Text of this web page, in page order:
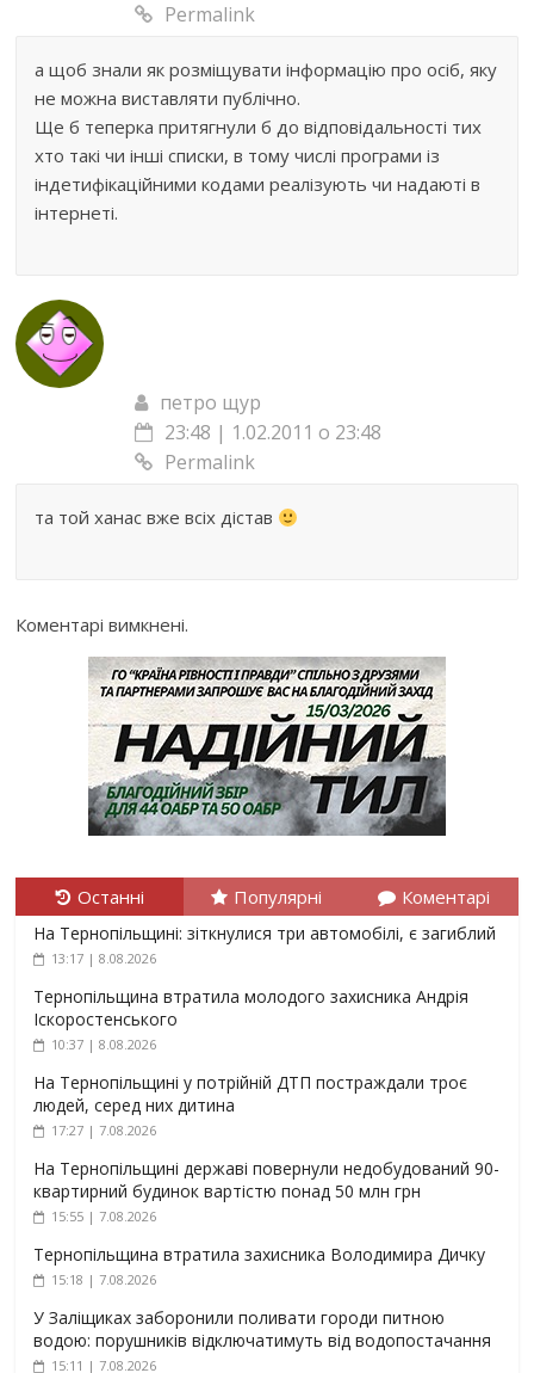
Permalink
а щоб знали як розміщувати інформацію про осіб, яку
не можна виставляти публічно.
Ще б теперка притягнули б до відповідальності тих
хто такі чи інші списки, в тому числі програми із
індетифікаційними кодами реалізують чи надаюті в
інтернеті.
петро щур
23:48 | 1.02.2011 о 23:48
Permalink
та той ханас вже всіх дістав
Коментарі вимкнені.
Останні Популярні Коментарі
На Тернопільщині: зіткнулися три автомобілі, є загиблий
13:17 | 8.08.2026
Тернопільщина втратила молодого захисника Андрія
Іскоростенського
10:37 | 8.08.2026
На Тернопільщині у потрійній ДТП постраждали троє
людей, серед них дитина
17:27 | 7.08.2026
На Тернопільщині державі повернули недобудований 90-
квартирний будинок вартістю понад 50 млн грн
15:55 | 7.08.2026
Тернопільщина втратила захисника Володимира Дичку
15:18 | 7.08.2026
У Заліщиках заборонили поливати городи питною
водою: порушників відключатимуть від водопостачання
15:11 | 7.08.2026